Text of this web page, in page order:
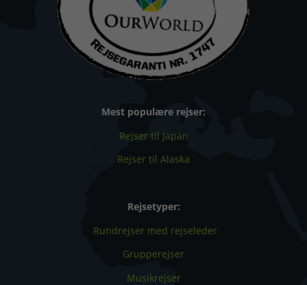
Mest populære rejser:
Rejser til Japan
Rejser til Alaska
Rejsetyper:
Rundrejser med rejseleder
Grupperejser
Musikrejser